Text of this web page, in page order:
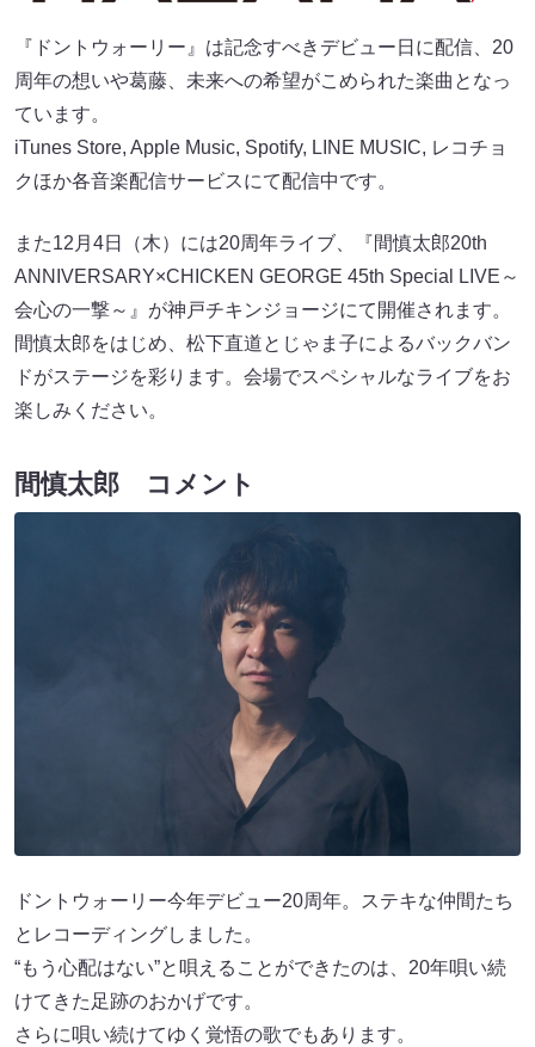
『ドントウォーリー』は記念すべきデビュー日に配信、20
周年の想いや葛藤、未来への希望がこめられた楽曲となっ
ています。
iTunes Store, Apple Music, Spotify, LINE MUSIC, レコチョ
クほか各音楽配信サービスにて配信中です。
また12月4日（木）には20周年ライブ、『間慎太郎20th
ANNIVERSARY×CHICKEN GEORGE 45th Special LIVE～
会心の一撃～』が神戸チキンジョージにて開催されます。
間慎太郎をはじめ、松下直道とじゃま子によるバックバン
ドがステージを彩ります。会場でスペシャルなライブをお
楽しみください。
間慎太郎 コメント
ドントウォーリー今年デビュー20周年。ステキな仲間たち
とレコーディングしました。
“もう心配はない”と唄えることができたのは、20年唄い続
けてきた足跡のおかげです。
さらに唄い続けてゆく覚悟の歌でもあります。